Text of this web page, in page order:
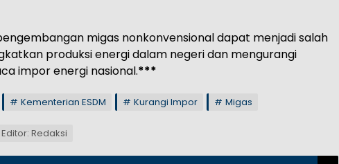
migas nonkonvensional dapat menjadi salah
produksi energi dalam negeri dan mengurangi
impor energi nasional.***
Kementerian ESDM Kurangi Impor Migas
Editor: Redaksi